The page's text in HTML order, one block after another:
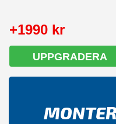
+1990 kr
UPPGRADERA